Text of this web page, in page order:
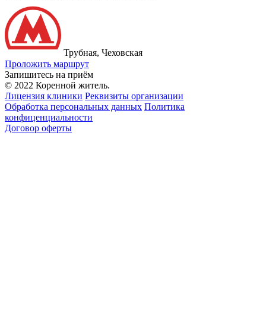
Трубная, Чеховская
Проложить маршрут
Запишитесь на приём
© 2022 Коренной житель.
Лицензия клиники Реквизиты организации
Обработка персональных данных Политика
конфиценциальности
Договор оферты